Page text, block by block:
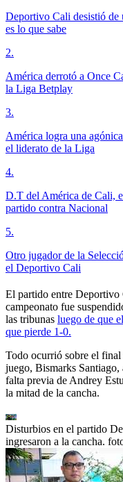
Deportivo Cali desistió de
es lo que sabe
2.
América derrotó a Once
la Liga Betplay
3.
América logra una
el liderato de la Liga
4.
D.T del América de Cali,
partido contra Nacional
5.
Otro jugador de la
el Deportivo Cali
El partido entre Deportivo
campeonato fue
las tribunas luego de que
que pierde 1-0.
Todo ocurrió sobre el
juego, Bismarks
falta previa de Andrey
la mitad de la cancha.
Disturbios en el partido
ingresaron a la cancha.